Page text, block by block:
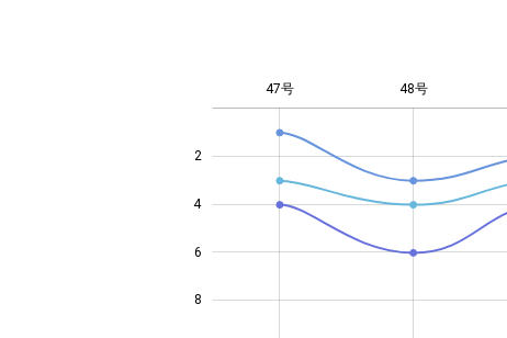
2
4
6
8
47号 48号